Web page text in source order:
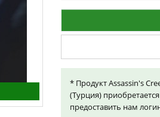
* Продукт Assassin's
(Турция)
предоставить нам